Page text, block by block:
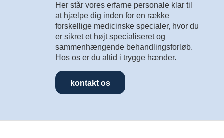
Her står vores erfarne personale klar til
at hjælpe dig inden for en række
forskellige medicinske specialer, hvor du
er sikret et højt specialiseret og
sammenhængende behandlingsforløb.
Hos os er du altid i trygge hænder.
kontakt os